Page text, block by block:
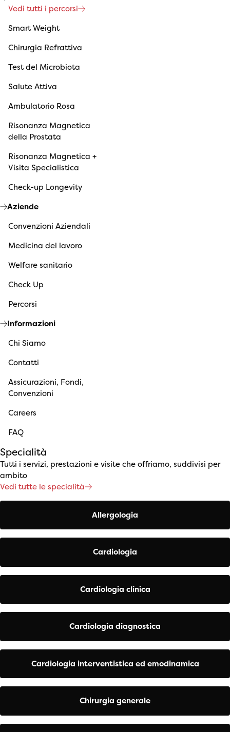
Vedi tutti i percorsi
Smart Weight
Chirurgia Refrattiva
Test del Microbiota
Salute Attiva
Ambulatorio Rosa
Risonanza Magnetica
della Prostata
Risonanza Magnetica +
Visita Specialistica
Check-up Longevity
Aziende
Convenzioni Aziendali
Medicina del lavoro
Welfare sanitario
Check Up
Percorsi
Informazioni
Chi Siamo
Contatti
Assicurazioni, Fondi,
Convenzioni
Careers
FAQ
Specialità
Tutti i servizi, prestazioni e visite che offriamo, suddivisi per
ambito
Vedi tutte le specialità
Allergologia
Cardiologia
Cardiologia clinica
Cardiologia diagnostica
Cardiologia interventistica ed emodinamica
Chirurgia generale